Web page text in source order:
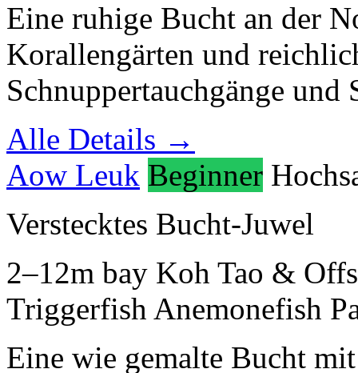
Eine ruhige Bucht an der
Korallengärten und
Schnuppertauchgänge und
Alle Details →
Aow Leuk Beginner
Verstecktes Bucht-Juwel
2–12m bay Koh Tao &
Triggerfish Anemonefish
Eine wie gemalte Bucht